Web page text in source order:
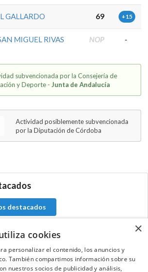
GALLARDO 69 +15
MIGUEL RIVAS NOP -
subvencionada por la Consejería de
y Deporte - Junta de Andalucía
Actividad posiblemente subvencionada
por la Diputación de Córdoba
destacados
con el equipo de NextCaddy
×
cookies
personalizar el contenido, los anuncios y
También compartimos información sobre su
nuestros socios de publicidad y análisis,